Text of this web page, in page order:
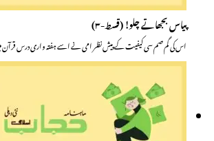
پیاس بجھاتے چلو! (قسط-۳)
اس کی گم صم سی کیفیت کے پیش نظر امی نے اسے ہفتہ واری درس قرآن